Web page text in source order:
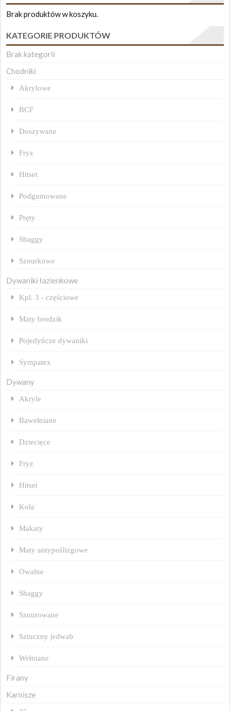
Brak produktów w koszyku.
KATEGORIE PRODUKTÓW
Brak kategorii
Chodniki
Akrylowe
BCF
Doszywane
Fryz
Hitset
Podgumowane
Pręty
Shaggy
Sznurkowe
Dywaniki łazienkowe
Kpl. 3 - częściowe
Maty brodzik
Pojedyńcze dywaniki
Sympatex
Dywany
Akryle
Bawełniane
Dziecięce
Fryz
Hitset
Koła
Makaty
Maty antypoślizgowe
Owalne
Shaggy
Sznurowane
Sztuczny jedwab
Wełniane
Firany
Karnisze